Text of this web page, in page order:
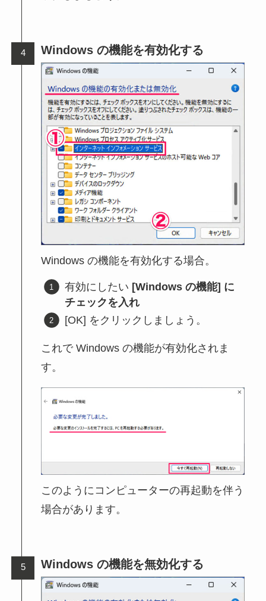
Windows の機能を有効化する
Windows の機能を有効化する場合。
有効にしたい [Windows の機能] に
チェックを入れ
[OK] をクリックしましょう。
これで Windows の機能が有効化されま
す。
このようにコンピューターの再起動を伴う
場合があります。
Windows の機能を無効化する